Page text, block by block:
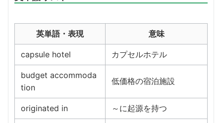
英単語・表現 意味
capsule hotel カプセルホテル
budget accommoda
tion
低価格の宿泊施設
originated in ～に起源を持つ